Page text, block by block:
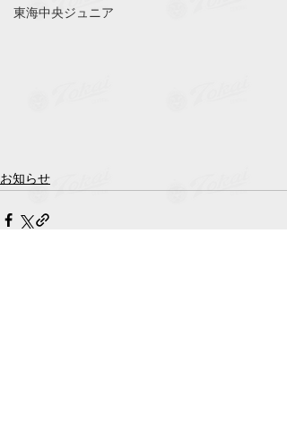
東海中央ジュニア
お知らせ